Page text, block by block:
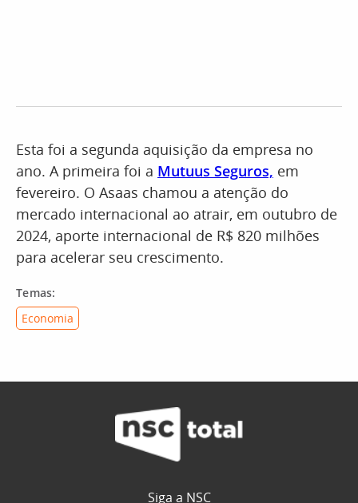
Esta foi a segunda aquisição da empresa no
ano. A primeira foi a Mutuus Seguros, em
fevereiro. O Asaas chamou a atenção do
mercado internacional ao atrair, em outubro de
2024, aporte internacional de R$ 820 milhões
para acelerar seu crescimento.
Temas:
Economia
Siga a NSC